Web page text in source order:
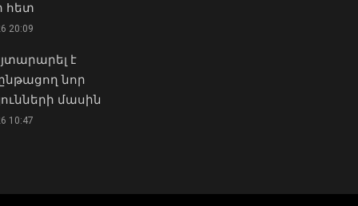
ավտոկայանատեղի
շտապօգնության
հետ
20:09
է
նոր
մասին
10:47